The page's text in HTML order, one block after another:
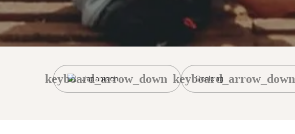
Japanisch
keyboard_arrow_down Geelong
keyboard_arrow_down